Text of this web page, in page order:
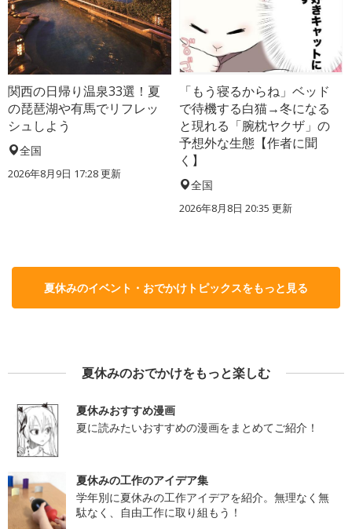
関西の日帰り温泉33選！夏
の琵琶湖や有馬でリフレッ
シュしよう
全国
2026年8月9日 17:28更新
「もう寝るからね」ベッド
で待機する白猫→冬になる
と現れる「腕枕ヤクザ」の
予想外な生態【作者に聞
く】
全国
2026年8月8日 20:35 更新
夏休みのイベント・おでかけトピックスをもっと見る
夏休みのおでかけをもっと楽しむ
夏休みおすすめ漫画
夏に読みたいおすすめの漫画をまとめてご紹介！
夏休みの工作のアイデア集
学年別に夏休みの工作アイデアを紹介。無理なく無
駄なく、自由工作に取り組もう！